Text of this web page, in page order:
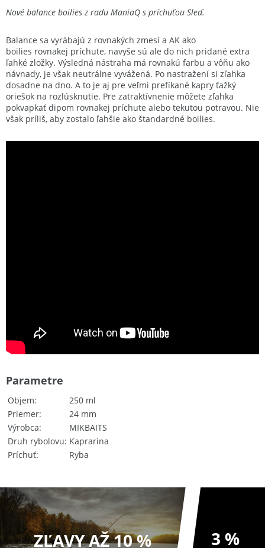
Nové balance boilies z radu ManiaQ s príchuťou Sleď.
Balance sa vyrábajú z rovnakých zmesí a AK ako
boilies rovnakej príchute, navyše sú ale do nich pridané extra
ľahké zložky. Výsledná nástraha má rovnakú farbu a vôňu ako
návnady, je však neutrálne vyvážená. Po nastražení si zľahka
dosadne na dno. A to je aj pre veľmi prefíkané kapry ťažký
oriešok na rozlúsknutie. Pre zatraktívnenie môžete zľahka
pokvapkať dipom rovnakej príchute alebo tekutou potravou. Nie
však príliš, aby zostalo ľahšie ako štandardné boilies.
Objem
250 ml
Priemer
24 mm
Výrobca
MIKBAITS
Druh rybolovu Kaprarina
Príchuť
Ryba
Parametre
ZĽAVY AŽ 10 % 3 %